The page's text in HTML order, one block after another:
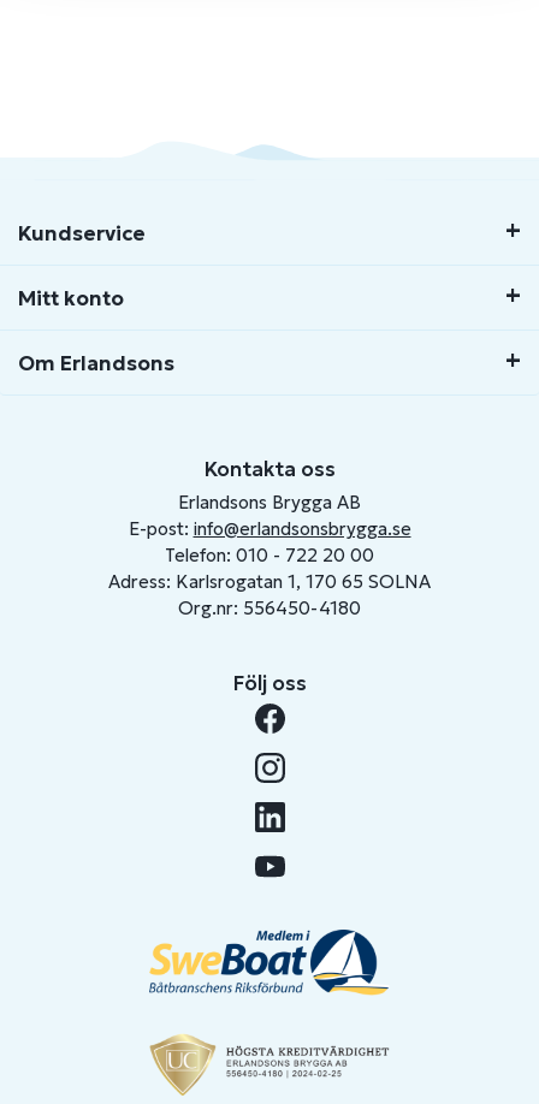
Kundservice
Mitt konto
Om Erlandsons
Kontakta oss
Erlandsons Brygga AB
E-post: info@erlandsonsbrygga.se
Telefon: 010 - 722 20 00
Adress: Karlsrogatan 1, 170 65 SOLNA
Org.nr: 556450-4180
Följ oss